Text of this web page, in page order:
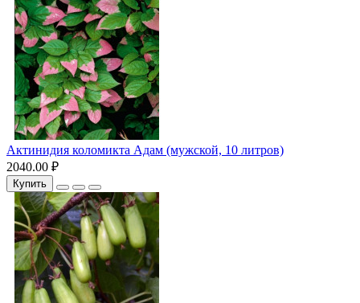
Актинидия коломикта Адам (мужской, 10 литров)
2040.00 ₽
Купить